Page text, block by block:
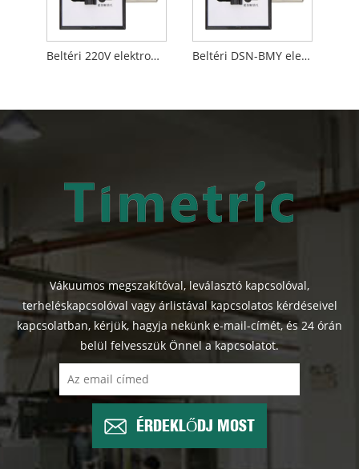
Beltéri 220V elektromágneses zár Beltéri DSN-BMY elektromágneses zár
Vákuumos megszakítóval, leválasztó kapcsolóval,
terheléskapcsolóval vagy árlistával kapcsolatos kérdéseivel
kapcsolatban, kérjük, hagyja nekünk e-mail-címét, és 24 órán
belül felvesszük Önnel a kapcsolatot.
ÉRDEKLŐDJ MOST